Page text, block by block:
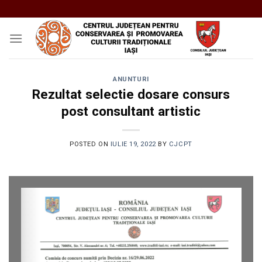
to
content
ANUNTURI
Rezultat selectie dosare consurs
post consultant artistic
POSTED ON IULIE 19, 2022 BY CJCPT